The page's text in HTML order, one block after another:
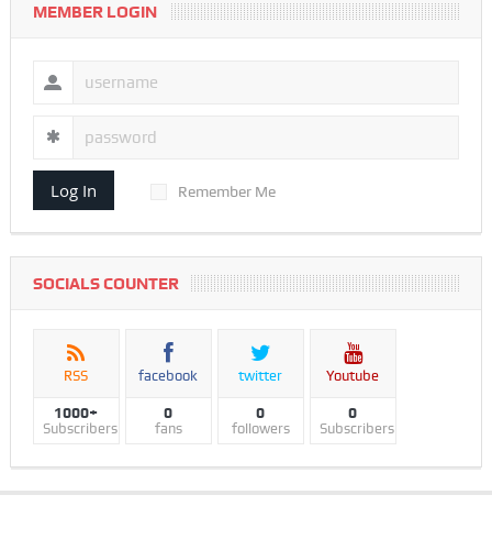
MEMBER LOGIN
Log In Remember Me
SOCIALS COUNTER
RSS
1000+
Subscribers
facebook
0
fans
twitter
0
followers
Youtube
0
Subscribers